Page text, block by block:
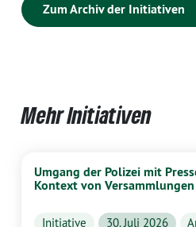
Zum Archiv der Initiativen
Mehr Initiativen
Umgang der Polizei mit
Kontext von Versammlungen
Initiative 30. Juli 2026